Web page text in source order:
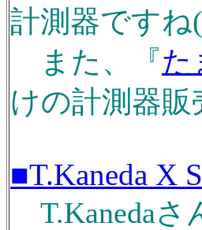
計測器ですね
また、『た
けの計測器
■T.Kaneda X
T.Kanedaさ